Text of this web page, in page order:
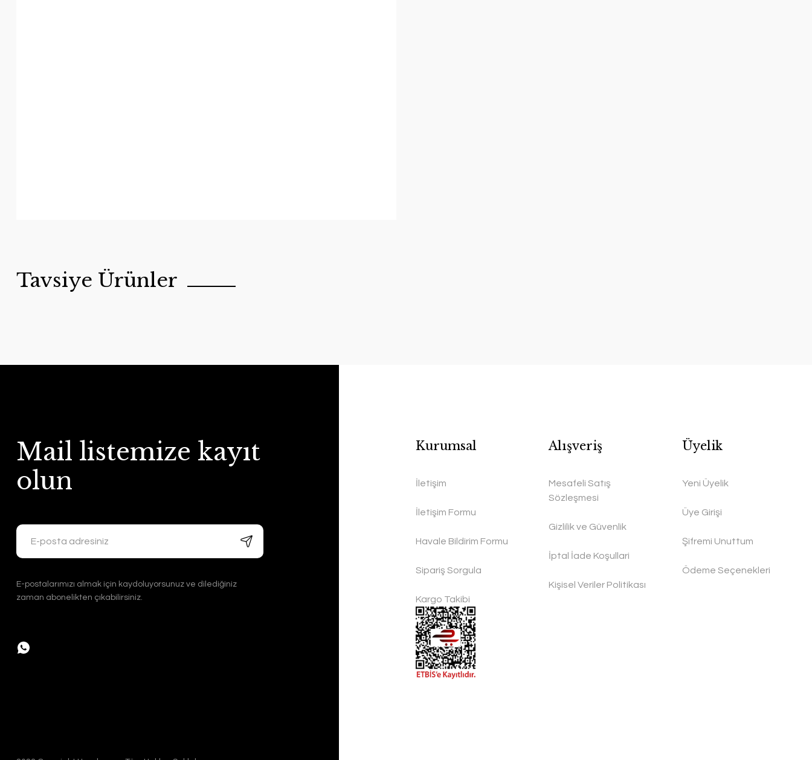
Tavsiye Ürünler
Handygoo Bronz Renkli Bakır Cezve Takımı 3 lü
3.200,00 TL
Handygoo El Yapımı Eskitme Bakır Cezve Seti 4 lü
Handygoo Spice Box Bakır Baharatlık Seti
Mail listemize kayıt
olun
E-postalarımızı almak için kaydoluyorsunuz ve dilediğiniz
zaman abonelikten çıkabilirsiniz.
Kurumsal
İletişim
İletişim Formu
Havale Bildirim Formu
Sipariş Sorgula
Kargo Takibi
Alışveriş
Mesafeli Satış
Sözleşmesi
Gizlilik ve Güvenlik
İptal İade Koşullari
Kişisel Veriler Politikası
Üyelik
Yeni Üyelik
Üye Girişi
Şifremi Unuttum
Ödeme Seçenekleri